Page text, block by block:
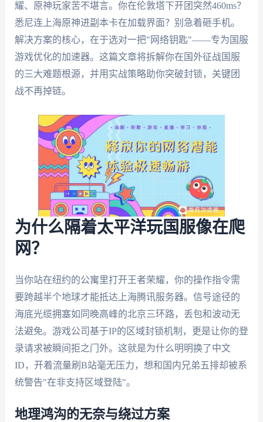
耀、原神玩家苦不堪言。你在伦敦塔下开团突然460ms？
悉尼连上海原神进副本卡在加载界面？别急着砸手机。
解决方案的核心，在于选对一把"网络钥匙"——专为国服
游戏优化的加速器。这篇文章将拆解你在国外征战国服
的三大难题根源，并用实战策略助你突破封锁，关键团
战不再掉链。
为什么隔着太平洋玩国服像在爬
网？
当你站在纽约的公寓里打开王者荣耀，你的操作指令需
要跨越半个地球才能抵达上海腾讯服务器。信号途径的
海底光缆拥塞如同晚高峰的北京三环路，丢包和波动无
法避免。游戏公司基于IP的区域封锁机制，更是让你的登
录请求被瞬间拒之门外。这就是为什么明明换了中文
ID，开着流量刷B站毫无压力，想和国内兄弟五排却被系
统警告"在非支持区域登陆"。
地理鸿沟的无奈与绕过方案